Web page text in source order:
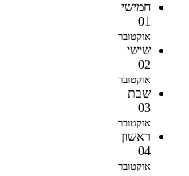
חמישי
01
אוקטובר
שישי
02
אוקטובר
שבת
03
אוקטובר
ראשון
04
אוקטובר